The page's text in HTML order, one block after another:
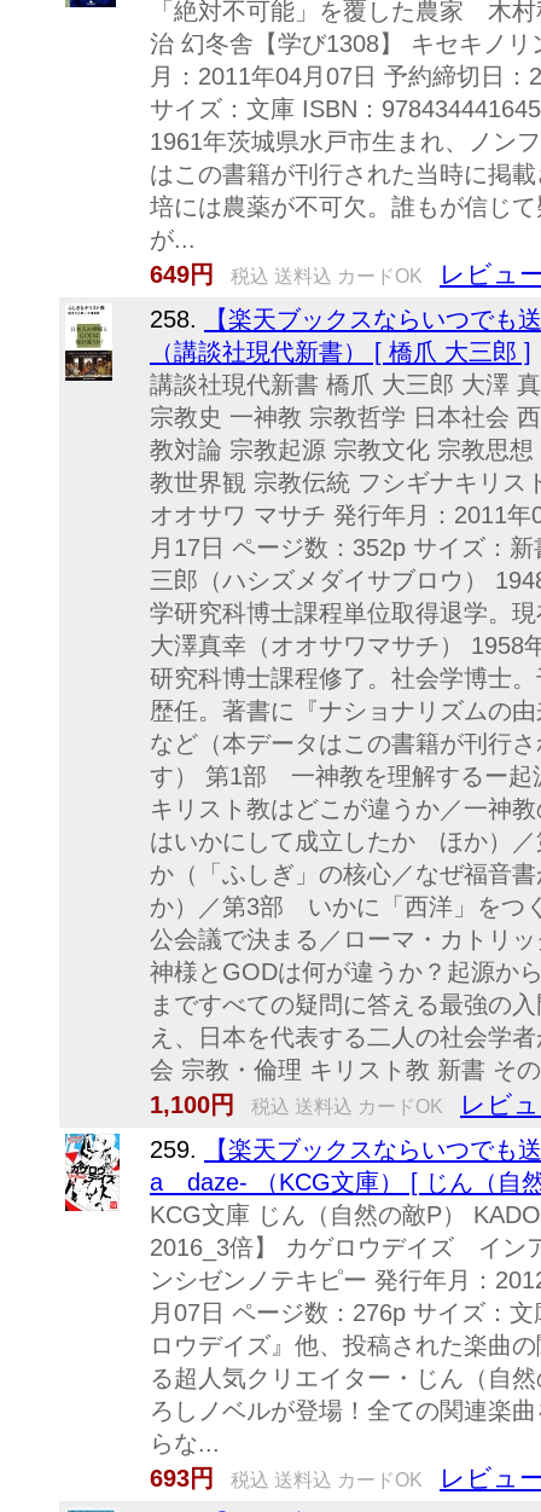
「絶対不可能」を覆した農家 木
治 幻冬舎【学び1308】 キセキノ
月：2011年04月07日 予約締切日
サイズ：文庫 ISBN：
1961年茨城県水戸市生まれ、ノン
はこの書籍が刊行された当時に掲
培には農薬が不可欠。誰もが信じ
が...
649円
税込 送料込 カードOK レビュ
258.
【楽天ブックスならいつでも
（講談社現代新書） [ 橋爪 大三郎 ]
講談社現代新書 橋爪 大三郎 大澤
宗教史 一神教 宗教哲学 日本社会
教対論 宗教起源 宗教文化 宗教思
教世界観 宗教伝統 フシギナキリス
オオサワ マサチ 発行年月：2011
月17日 ページ数：352p サイズ：
三郎（ハシズメダイサブロウ）
学研究科博士課程単位取得退学。
大澤真幸（オオサワマサチ） 1958
研究科博士課程修了。社会学博士
歴任。著書に『ナショナリズムの
など（本データはこの書籍が刊行
す） 第1部 一神教を理解するー起
キリスト教はどこが違うか／一神
はいかにして成立したか ほか）
か（「ふしぎ」の核心／なぜ福音
か）／第3部 いかに「西洋」をつ
公会議で決まる／ローマ・カトリ
神様とGODは何が違うか？起源か
まですべての疑問に答える最強の
え、日本を代表する二人の社会学
会 宗教・倫理 キリスト教 新書 そ
1,100円
税込 送料込 カードOK レビ
259.
【楽天ブックスならいつで
a daze- （KCG文庫） [ じん（自
KCG文庫 じん（自然の敵P）
2016_3倍】 カゲロウデイズ イン
ンシゼンノテキピー 発行年月：
月07日 ページ数：276p サイズ：
ロウデイズ』他、投稿された楽曲
る超人気クリエイター・じん（自
ろしノベルが登場！全ての関連楽
らな...
693円
税込 送料込 カードOK レビュ